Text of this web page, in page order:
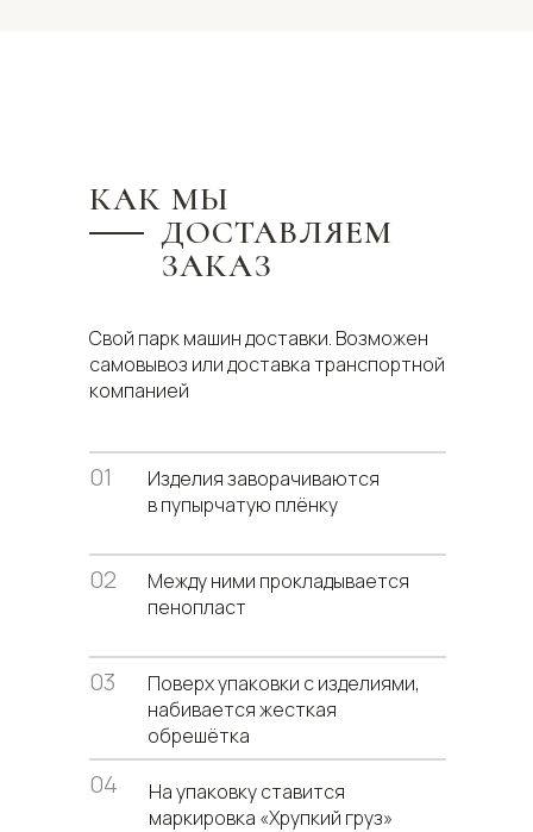
ДОСТАВЛЯЕМ
ЗАКАЗ
КАК МЫ
Свой парк машин доставки. Возможен
самовывоз или доставка транспортной
компанией
01
02
03
04
Изделия заворачиваются
в пупырчатую плёнку
Между ними прокладывается
пенопласт
Поверх упаковки с изделиями,
набивается жесткая
обрешётка
На упаковку ставится
маркировка «Хрупкий груз»